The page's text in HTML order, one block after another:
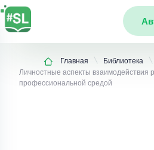
Главная Библиотека
Личностные аспекты взаимодействия
профессиональной средой